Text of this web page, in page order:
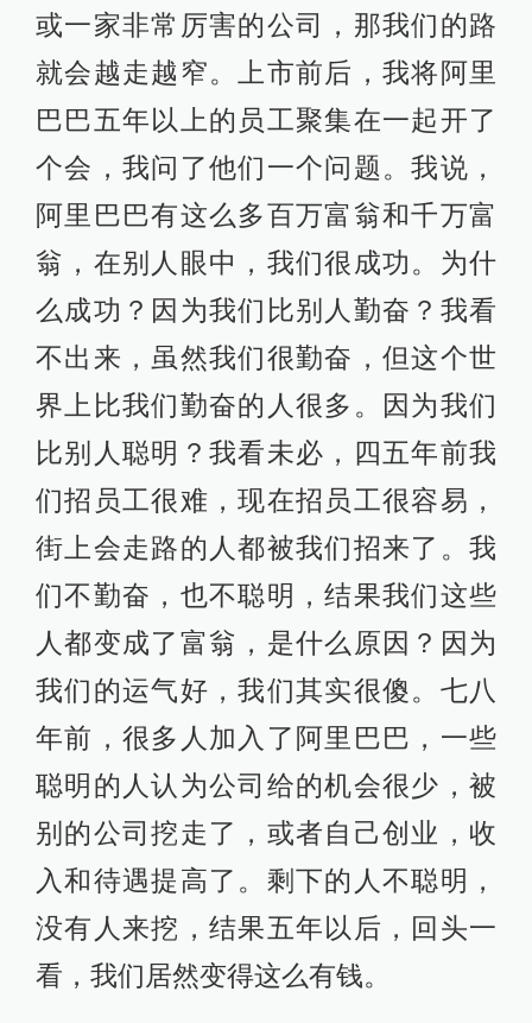
或一家非常厉害的公司，那我们的路
就会越走越窄。上市前后，我将阿里
巴巴五年以上的员工聚集在一起开了
个会，我问了他们一个问题。我说，
阿里巴巴有这么多百万富翁和千万富
翁，在别人眼中，我们很成功。为什
么成功？因为我们比别人勤奋？我看
不出来，虽然我们很勤奋，但这个世
界上比我们勤奋的人很多。因为我们
比别人聪明？我看未必，四五年前我
们招员工很难，现在招员工很容易，
街上会走路的人都被我们招来了。我
们不勤奋，也不聪明，结果我们这些
人都变成了富翁，是什么原因？因为
我们的运气好，我们其实很傻。七八
年前，很多人加入了阿里巴巴，一些
聪明的人认为公司给的机会很少，被
别的公司挖走了，或者自己创业，收
入和待遇提高了。剩下的人不聪明，
没有人来挖，结果五年以后，回头一
看，我们居然变得这么有钱。